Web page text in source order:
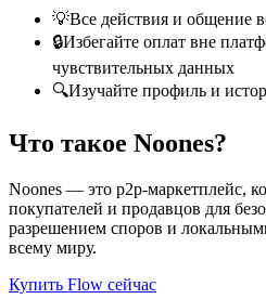
💡Все действия и общение
🔒Избегайте оплат вне
чувствительных данных
🔍Изучайте профиль и
Что такое Noones?
Noones — это p2p-маркетплейс,
покупателей и продавцов для
разрешением споров и
всему миру.
Купить Flow сейчас